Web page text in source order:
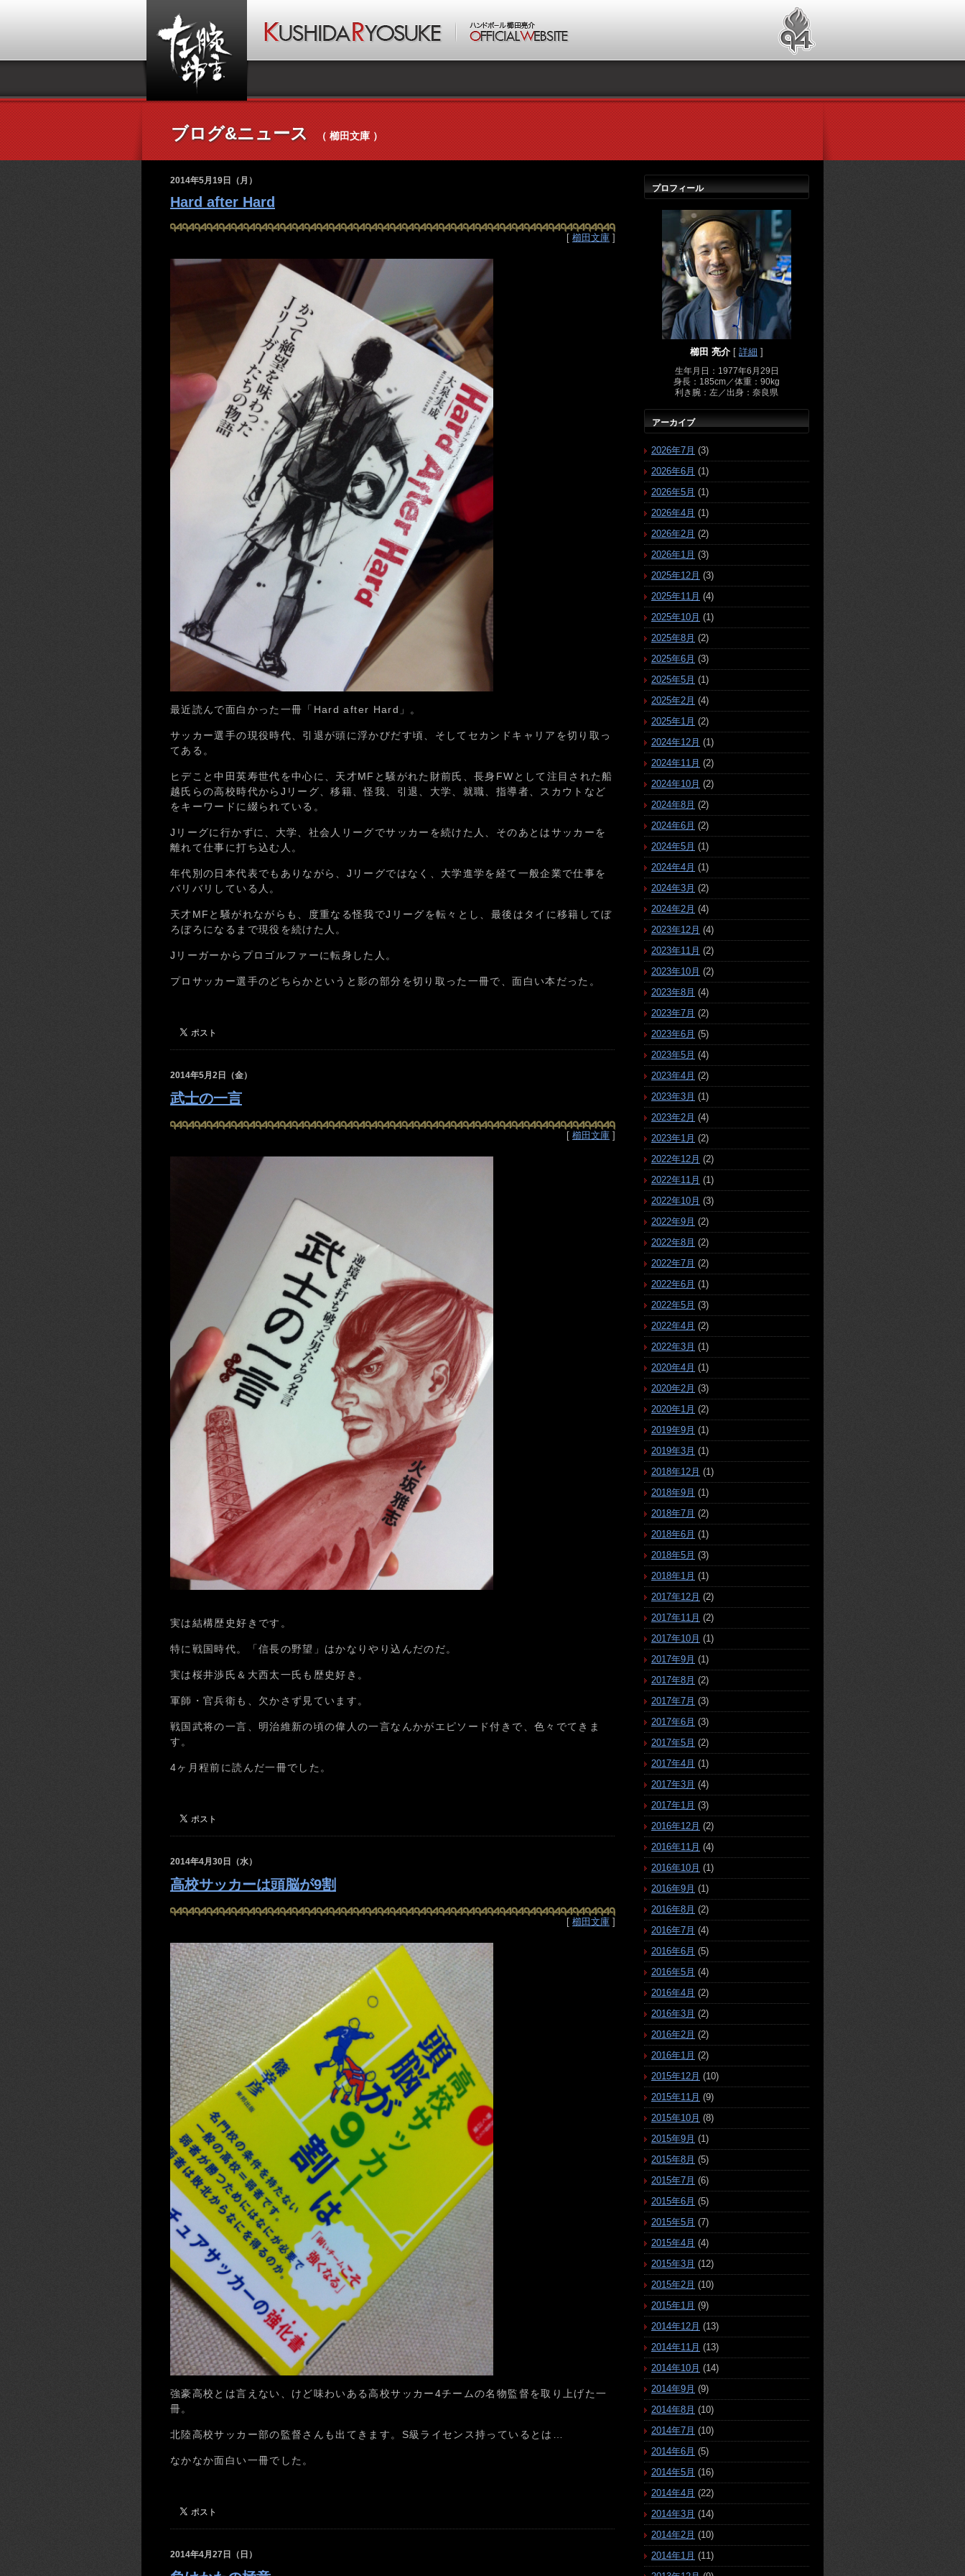
ブログ&ニュース （ 櫛田文庫 ）
2014年5月19日（月）
Hard after Hard
[ 櫛田文庫 ]
最近読んで面白かった一冊「Hard after Hard」。
サッカー選手の現役時代、引退が頭に浮かびだす頃、そしてセカンドキャリアを切り取っ
てある。
ヒデこと中田英寿世代を中心に、天才MFと騒がれた財前氏、長身FWとして注目された船
越氏らの高校時代からJリーグ、移籍、怪我、引退、大学、就職、指導者、スカウトなど
をキーワードに綴られている。
Jリーグに行かずに、大学、社会人リーグでサッカーを続けた人、そのあとはサッカーを
離れて仕事に打ち込む人。
年代別の日本代表でもありながら、Jリーグではなく、大学進学を経て一般企業で仕事を
バリバリしている人。
天才MFと騒がれながらも、度重なる怪我でJリーグを転々とし、最後はタイに移籍してぼ
ろぼろになるまで現役を続けた人。
Jリーガーからプロゴルファーに転身した人。
プロサッカー選手のどちらかというと影の部分を切り取った一冊で、面白い本だった。
2014年5月2日（金）
武士の一言
[ 櫛田文庫 ]
実は結構歴史好きです。
特に戦国時代。「信長の野望」はかなりやり込んだのだ。
実は桜井渉氏＆大西太一氏も歴史好き。
軍師・官兵衛も、欠かさず見ています。
戦国武将の一言、明治維新の頃の偉人の一言なんかがエピソード付きで、色々でてきま
す。
4ヶ月程前に読んだ一冊でした。
2014年4月30日（水）
高校サッカーは頭脳が9割
[ 櫛田文庫 ]
強豪高校とは言えない、けど味わいある高校サッカー4チームの名物監督を取り上げた一
冊。
北陸高校サッカー部の監督さんも出てきます。S級ライセンス持っているとは…
なかなか面白い一冊でした。
2014年4月27日（日）
プロフィール
櫛田 亮介 [ 詳細 ]
生年月日：1977年6月29日
身長：185cm／体重：90kg
利き腕：左／出身：奈良県
アーカイブ
2026年7月 (3)
2026年6月 (1)
2026年5月 (1)
2026年4月 (1)
2026年2月 (2)
2026年1月 (3)
2025年12月 (3)
2025年11月 (4)
2025年10月 (1)
2025年8月 (2)
2025年6月 (3)
2025年5月 (1)
2025年2月 (4)
2025年1月 (2)
2024年12月 (1)
2024年11月 (2)
2024年10月 (2)
2024年8月 (2)
2024年6月 (2)
2024年5月 (1)
2024年4月 (1)
2024年3月 (2)
2024年2月 (4)
2023年12月 (4)
2023年11月 (2)
2023年10月 (2)
2023年8月 (4)
2023年7月 (2)
2023年6月 (5)
2023年5月 (4)
2023年4月 (2)
2023年3月 (1)
2023年2月 (4)
2023年1月 (2)
2022年12月 (2)
2022年11月 (1)
2022年10月 (3)
2022年9月 (2)
2022年8月 (2)
2022年7月 (2)
2022年6月 (1)
2022年5月 (3)
2022年4月 (2)
2022年3月 (1)
2020年4月 (1)
2020年2月 (3)
2020年1月 (2)
2019年9月 (1)
2019年3月 (1)
2018年12月 (1)
2018年9月 (1)
2018年7月 (2)
2018年6月 (1)
2018年5月 (3)
2018年1月 (1)
2017年12月 (2)
2017年11月 (2)
2017年10月 (1)
2017年9月 (1)
2017年8月 (2)
2017年7月 (3)
2017年6月 (3)
2017年5月 (2)
2017年4月 (1)
2017年3月 (4)
2017年1月 (3)
2016年12月 (2)
2016年11月 (4)
2016年10月 (1)
2016年9月 (1)
2016年8月 (2)
2016年7月 (4)
2016年6月 (5)
2016年5月 (4)
2016年4月 (2)
2016年3月 (2)
2016年2月 (2)
2016年1月 (2)
2015年12月 (10)
2015年11月 (9)
2015年10月 (8)
2015年9月 (1)
2015年8月 (5)
2015年7月 (6)
2015年6月 (5)
2015年5月 (7)
2015年4月 (4)
2015年3月 (12)
2015年2月 (10)
2015年1月 (9)
2014年12月 (13)
2014年11月 (13)
2014年10月 (14)
2014年9月 (9)
2014年8月 (10)
2014年7月 (10)
2014年6月 (5)
2014年5月 (16)
2014年4月 (22)
2014年3月 (14)
2014年2月 (10)
2014年1月 (11)